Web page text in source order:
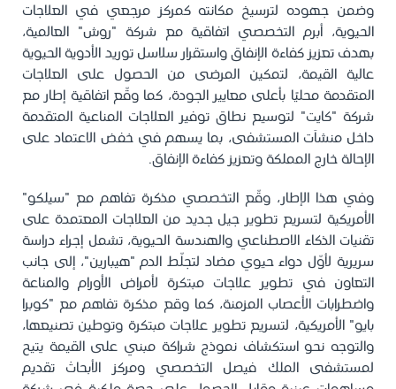
وضمن جهوده لترسيخ مكانته كمركز مرجعي في العلاجات
الحيوية، أبرم التخصصي اتفاقية مع شركة "روش" العالمية،
بهدف تعزيز كفاءة الإنفاق واستقرار سلاسل توريد الأدوية الحيوية
عالية القيمة، لتمكين المرضى من الحصول على العلاجات
المتقدمة محليًا بأعلى معايير الجودة، كما وقّع اتفاقية إطار مع
شركة "كايت" لتوسيع نطاق توفير العلاجات المناعية المتقدمة
داخل منشآت المستشفى، بما يسهم في خفض الاعتماد على
الإحالة خارج المملكة وتعزيز كفاءة الإنفاق.
وفي هذا الإطار، وقّع التخصصي مذكرة تفاهم مع "سيلكو"
الأمريكية لتسريع تطوير جيل جديد من العلاجات المعتمدة على
تقنيات الذكاء الاصطناعي والهندسة الحيوية، تشمل إجراء دراسة
سريرية لأوّل دواء حيوي مضاد لتجلّط الدم "هيبارين"، إلى جانب
التعاون في تطوير علاجات مبتكرة لأمراض الأورام والمناعة
واضطرابات الأعصاب المزمنة، كما وقع مذكرة تفاهم مع "كوبرا
بايو" الأمريكية، لتسريع تطوير علاجات مبتكرة وتوطين تصنيعها،
والتوجه نحو استكشاف نموذج شراكة مبني على القيمة يتيح
لمستشفى الملك فيصل التخصصي ومركز الأبحاث تقديم